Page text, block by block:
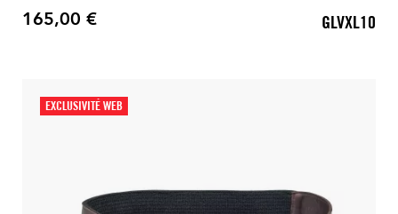
Prix
165,00 € GLVXL10
EXCLUSIVITÉ WEB